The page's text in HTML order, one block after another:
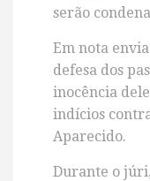
serão
Em nota
defesa dos
inocência
indícios
Aparecido.
Durante o